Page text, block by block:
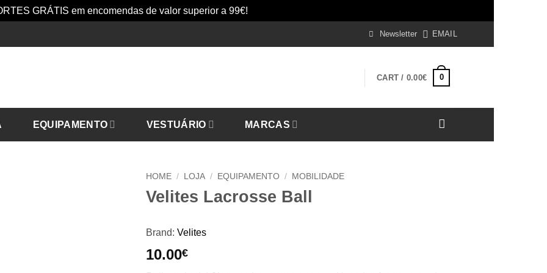
GRÁTIS em encomendas de valor superior a 99€!
Newsletter EMAIL
CART / 0.00€ 0
EQUIPAMENTO VESTUÁRIO MARCAS
HOME / LOJA / EQUIPAMENTO / MOBILIDADE
Velites Lacrosse Ball
Brand: Velites
10.00€